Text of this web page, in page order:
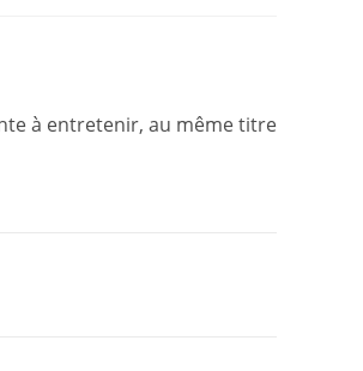
à entretenir, au même titre